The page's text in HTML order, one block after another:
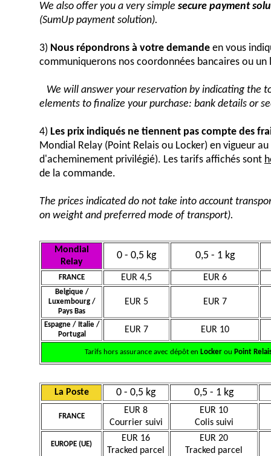
We also offer you a very simple secure payment
(SumUp payment solution).
3) Nous répondrons à votre demande en vous
communiquerons nos coordonnées bancaires ou
We will answer your reservation by indicating the
elements to finalize your purchase: bank details or
4) Les prix indiqués ne tiennent pas compte des
Mondial Relay (Point Relais ou Locker) en vigueur
d'acheminement privilégié). Les tarifs affichés sont
de la commande.
The prices indicated do not take into account
on weight and preferred mode of transport).
Mondial
Relay
0 - 0,5 kg 0,5 - 1 kg
FRANCE EUR 4,5 EUR 6
Belgique /
Luxembourg /
Pays Bas
EUR 5 EUR 7
Espagne / Italie /
Portugal
EUR 7 EUR 10
Tarifs hors assurance avec dépôt en Lockerou Point
La Poste 0 - 0,5 kg 0,5 - 1 kg
FRANCE
EUR 8
Courrier suivi
EUR 10
Colis suivi
EUROPE (UE)
EUR 16
Tracked parcel
EUR 20
Tracked parcel